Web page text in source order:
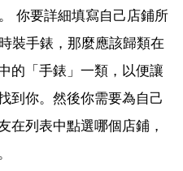
你要詳細填寫自己店鋪所
裝手錶，那麼應該歸類在
的「手錶」一類，以便讓
到你。然後你需要為自己
在列表中點選哪個店鋪，